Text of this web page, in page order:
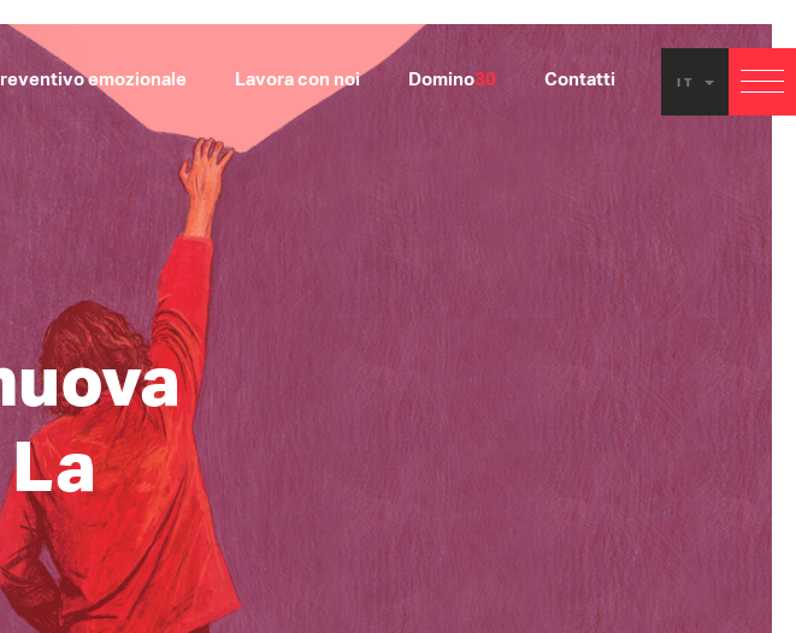
IT
emozionale Lavora con noi Domino30 Contatti